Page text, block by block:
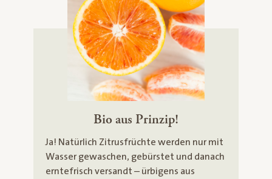
Bio aus Prinzip!
Ja! Natürlich Zitrusfrüchte werden nur mit
Wasser gewaschen, gebürstet und danach
erntefrisch versandt – ürbigens aus